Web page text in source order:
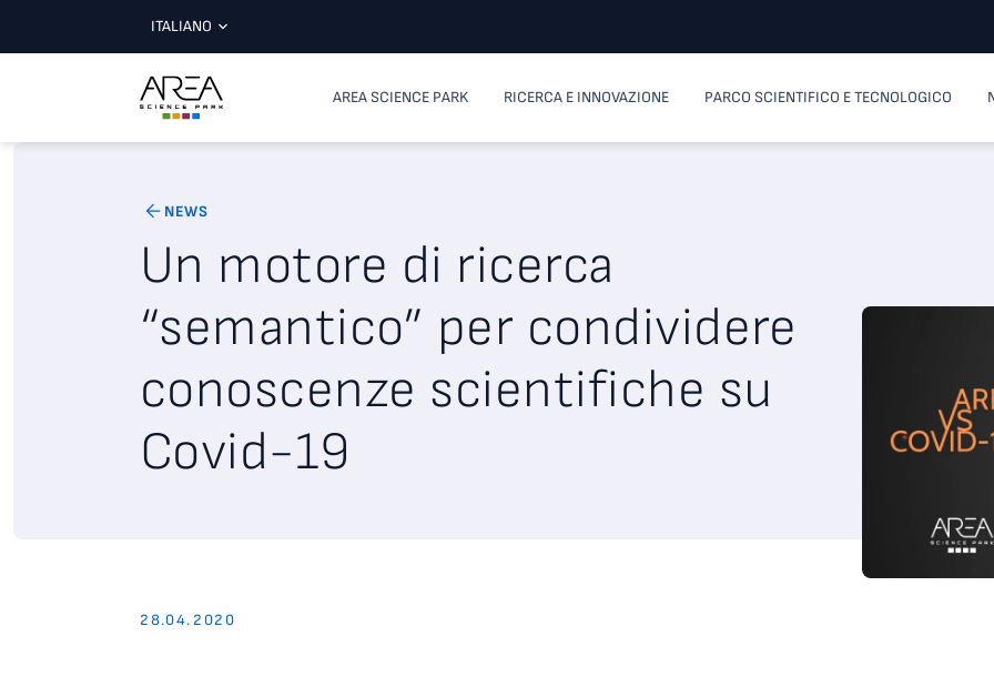
ITALIANO
AREA SCIENCE PARK RICERCA E INNOVAZIONE PARCO SCIENTIFICO E TECNOLOGICO
NEWS
Un motore di ricerca
“semantico” per condividere
conoscenze scientifiche su
Covid-19
28.04.2020